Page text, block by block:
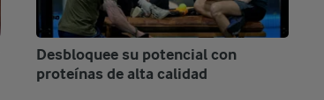
Desbloquee su potencial con
proteínas de alta calidad